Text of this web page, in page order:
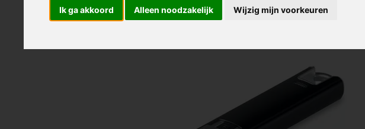
Ik ga akkoord Alleen noodzakelijk Wijzig mijn voorkeuren